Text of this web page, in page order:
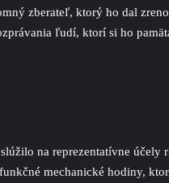
zberateľ, ktorý ho dal
ľudí, ktorí si ho
na reprezentatívne
mechanické hodiny,